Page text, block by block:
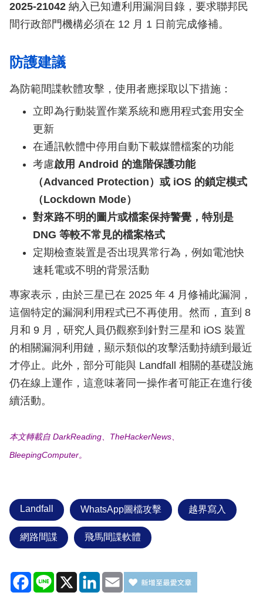
2025-21042納入已知遭利用漏洞目錄，要求聯邦民
間行政部門機構必須在 12 月 1 日前完成修補。
防護建議
為防範間諜軟體攻擊，使用者應採取以下措施：
立即為行動裝置作業系統和應用程式套用安全
更新
在通訊軟體中停用自動下載媒體檔案的功能
考慮啟用 Android 的進階保護功能
（Advanced Protection）或 iOS 的鎖定模式
（Lockdown Mode）
對來路不明的圖片或檔案保持警覺，特別是
DNG 等較不常見的檔案格式
定期檢查裝置是否出現異常行為，例如電池快
速耗電或不明的背景活動
專家表示，由於三星已在 2025 年 4 月修補此漏洞，
這個特定的漏洞利用程式已不再使用。然而，直到 8
月和 9 月，研究人員仍觀察到針對三星和 iOS 裝置
的相關漏洞利用鏈，顯示類似的攻擊活動持續到最近
才停止。此外，部分可能與 Landfall 相關的基礎設施
仍在線上運作，這意味著同一操作者可能正在進行後
續活動。
本文轉載自 DarkReading、TheHackerNews、
BleepingComputer。
Landfall WhatsApp圖檔攻擊 越界寫入
網路間諜 飛馬間諜軟體
Facebook
Line X LinkedIn
Email